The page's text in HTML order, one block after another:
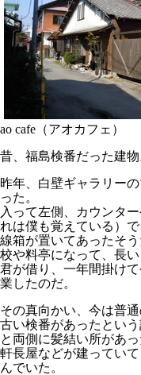
ao cafe（アオカフェ）
昔、福島検番だった建物
昨年、白壁ギャラリー
った。
入って左側、カウンタ
れは僕も覚えている）
線箱が置いてあったそ
校や料亭になって、長
君が借り、一年間掛け
業したのだ。
その真向かい、今は普
古い検番があったとい
と両側に髪結い所があ
軒長屋などが建ってい
んでいた。